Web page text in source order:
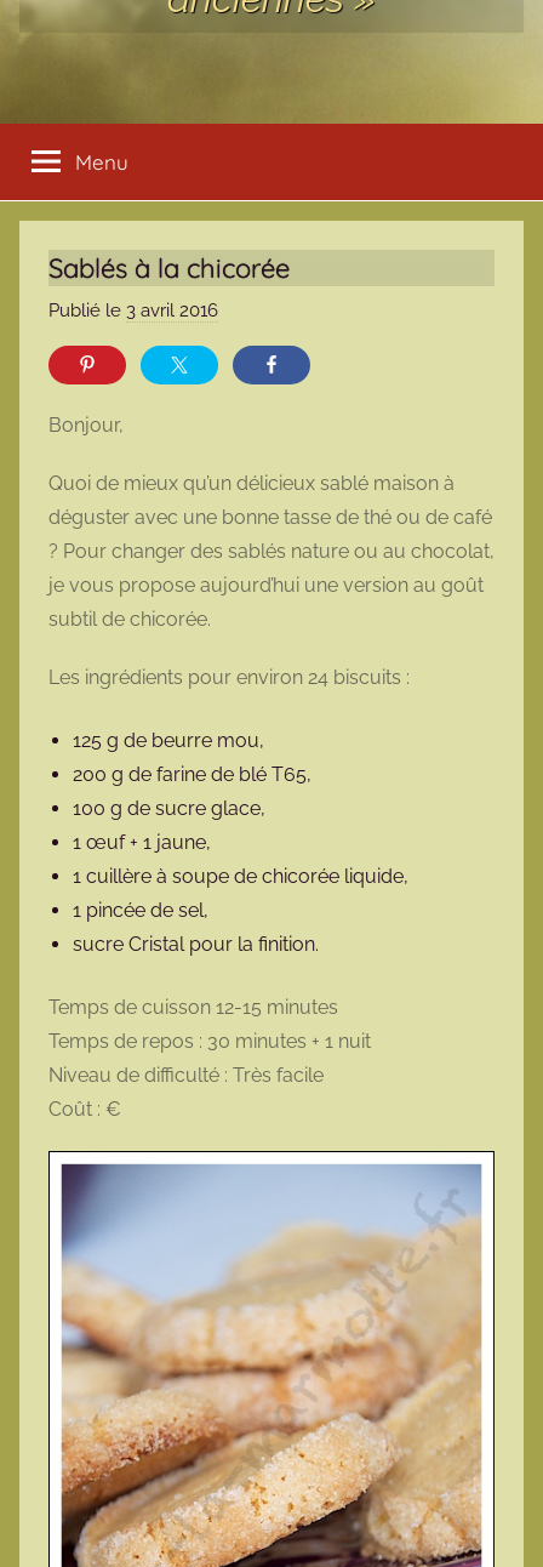
Menu
Sablés à la chicorée
Publié le 3 avril 2016
o
t
t
Bonjour,
Quoi de mieux qu’un délicieux sablé maison à
déguster avec une bonne tasse de thé ou de café
? Pour changer des sablés nature ou au chocolat,
je vous propose aujourd’hui une version au goût
subtil de chicorée.
Les ingrédients pour environ 24 biscuits :
125 g de beurre mou,
200 g de farine de blé T65,
100 g de sucre glace,
1 œuf + 1 jaune,
1 cuillère à soupe de chicorée liquide,
1 pincée de sel,
sucre Cristal pour la finition.
Temps de cuisson 12-15 minutes
Temps de repos : 30 minutes + 1 nuit
Niveau de difficulté : Très facile
Coût : €